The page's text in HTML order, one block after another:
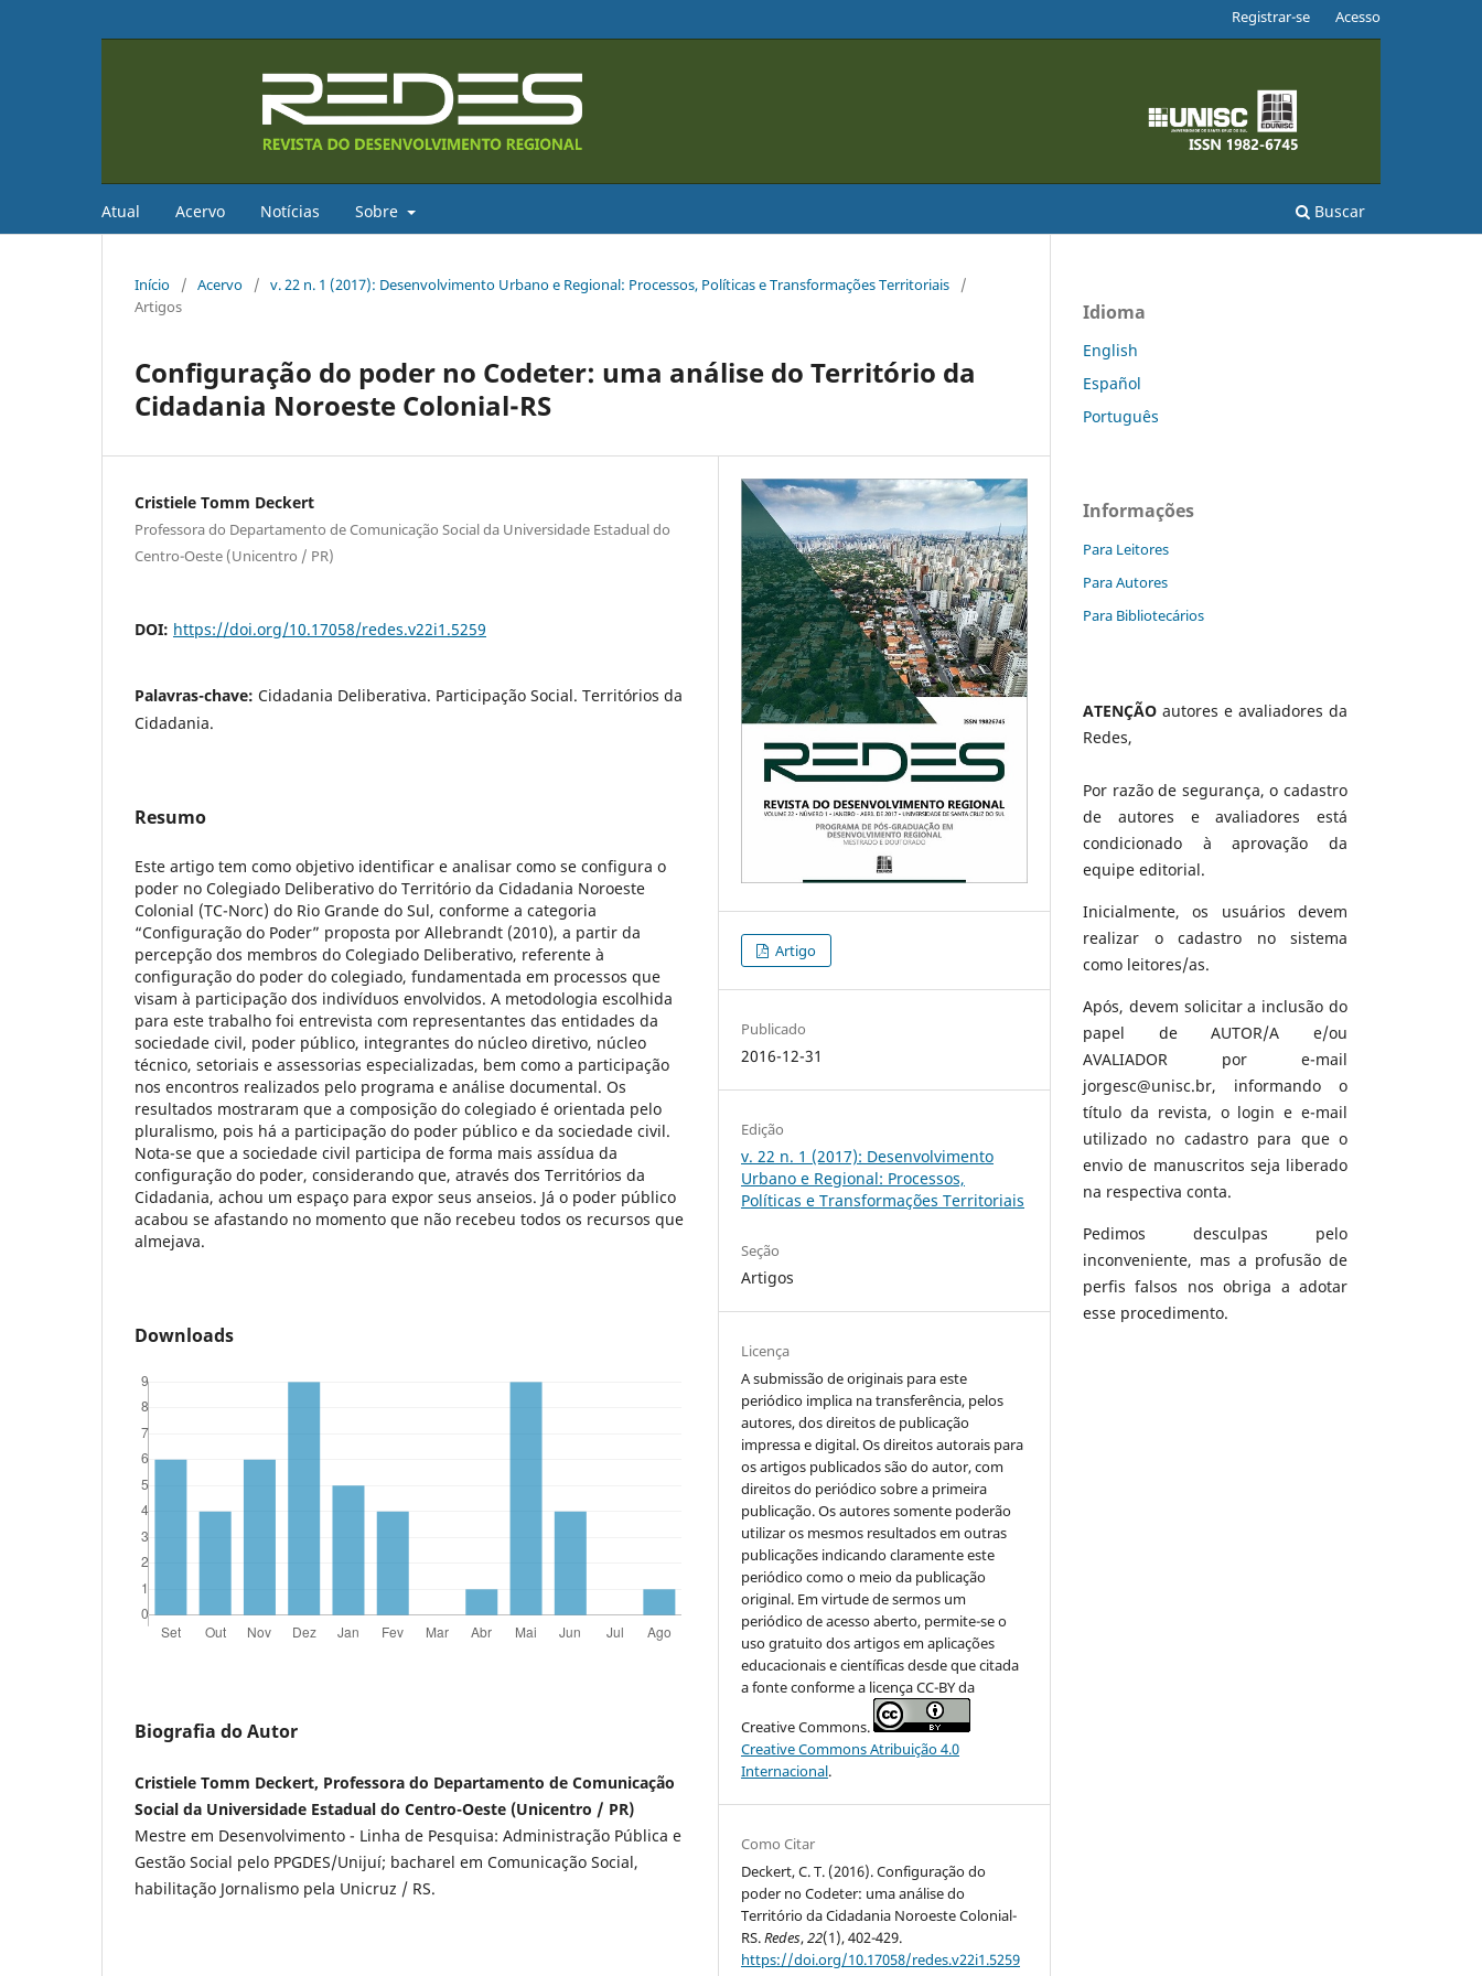
Atual Acervo Notícias Sobre Buscar
Registrar-se Acesso
Início / Acervo / v. 22 n. 1 (2017): Desenvolvimento Urbano e Regional: Processos, Políticas e Transformações Territoriais
/
Artigos
Configuração do poder no Codeter: uma análise do Território da
Cidadania Noroeste Colonial-RS
Cristiele Tomm Deckert
Professora do Departamento de Comunicação Social da Universidade Estadual do
Centro-Oeste (Unicentro / PR)
DOI: https://doi.org/10.17058/redes.v22i1.5259
Palavras-chave: Cidadania Deliberativa. Participação Social. Territórios da
Cidadania.
Resumo
Este artigo tem como objetivo identificar e analisar como se configura o
poder no Colegiado Deliberativo do Território da Cidadania Noroeste
Colonial (TC-Norc) do Rio Grande do Sul, conforme a categoria
“Configuração do Poder” proposta por Allebrandt (2010), a partir da
percepção dos membros do Colegiado Deliberativo, referente à
configuração do poder do colegiado, fundamentada em processos que
visam à participação dos indivíduos envolvidos. A metodologia escolhida
para este trabalho foi entrevista com representantes das entidades da
sociedade civil, poder público, integrantes do núcleo diretivo, núcleo
técnico, setoriais e assessorias especializadas, bem como a participação
nos encontros realizados pelo programa e análise documental. Os
resultados mostraram que a composição do colegiado é orientada pelo
pluralismo, pois há a participação do poder público e da sociedade civil.
Nota-se que a sociedade civil participa de forma mais assídua da
configuração do poder, considerando que, através dos Territórios da
Cidadania, achou um espaço para expor seus anseios. Já o poder público
acabou se afastando no momento que não recebeu todos os recursos que
almejava.
Downloads
Biografia do Autor
Cristiele Tomm Deckert, Professora do Departamento de Comunicação
Social da Universidade Estadual do Centro-Oeste (Unicentro / PR)
Mestre em Desenvolvimento - Linha de Pesquisa: Administração Pública e
Gestão Social pelo PPGDES/Unijuí; bacharel em Comunicação Social,
habilitação Jornalismo pela Unicruz / RS.
Artigo
Publicado
2016-12-31
Edição
v. 22 n. 1 (2017): Desenvolvimento
Urbano e Regional: Processos,
Políticas e Transformações Territoriais
Seção
Artigos
Licença
A submissão de originais para este
periódico implica na transferência, pelos
autores, dos direitos de publicação
impressa e digital. Os direitos autorais para
os artigos publicados são do autor, com
direitos do periódico sobre a primeira
publicação. Os autores somente poderão
utilizar os mesmos resultados em outras
publicações indicando claramente este
periódico como o meio da publicação
original. Em virtude de sermos um
periódico de acesso aberto, permite-se o
uso gratuito dos artigos em aplicações
educacionais e científicas desde que citada
a fonte conforme a licença CC-BY da
Creative Commons.
Creative Commons Atribuição 4.0
Internacional.
Como Citar
Deckert, C. T. (2016). Configuração do
poder no Codeter: uma análise do
Território da Cidadania Noroeste Colonial-
RS.Redes,22(1), 402-429.
https://doi.org/10.17058/redes.v22i1.5259
Idioma
English
Español
Português
Informações
Para Leitores
Para Autores
Para Bibliotecários
ATENÇÃO autores e avaliadores da
Redes,
Por razão de segurança, o cadastro
de autores e avaliadores está
condicionado à aprovação da
equipe editorial.
Inicialmente, os usuários devem
realizar o cadastro no sistema
como leitores/as.
Após, devem solicitar a inclusão do
papel de AUTOR/A e/ou
AVALIADOR por e-mail
jorgesc@unisc.br, informando o
título da revista, o login e e-mail
utilizado no cadastro para que o
envio de manuscritos seja liberado
na respectiva conta.
Pedimos desculpas pelo
inconveniente, mas a profusão de
perfis falsos nos obriga a adotar
esse procedimento.